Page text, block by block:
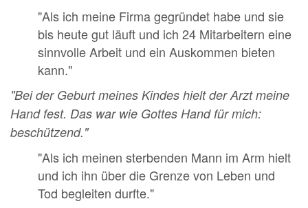
"Als ich meine Firma gegründet habe und sie
bis heute gut läuft und ich 24 Mitarbeitern eine
sinnvolle Arbeit und ein Auskommen bieten
kann."
"Bei der Geburt meines Kindes hielt der Arzt meine
Hand fest. Das war wie Gottes Hand für mich:
beschützend."
"Als ich meinen sterbenden Mann im Arm hielt
und ich ihn über die Grenze von Leben und
Tod begleiten durfte."